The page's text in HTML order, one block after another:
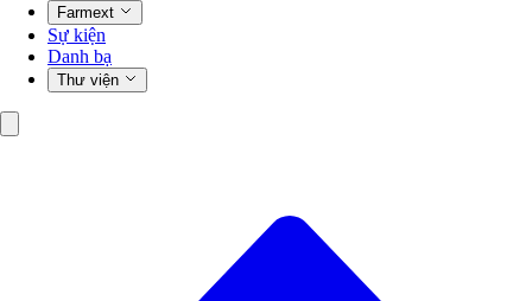
Farmext
Sự kiện
Danh bạ
Thư viện